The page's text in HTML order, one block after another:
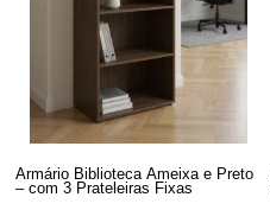
Armário Biblioteca Ameixa e Preto
– com 3 Prateleiras Fixas